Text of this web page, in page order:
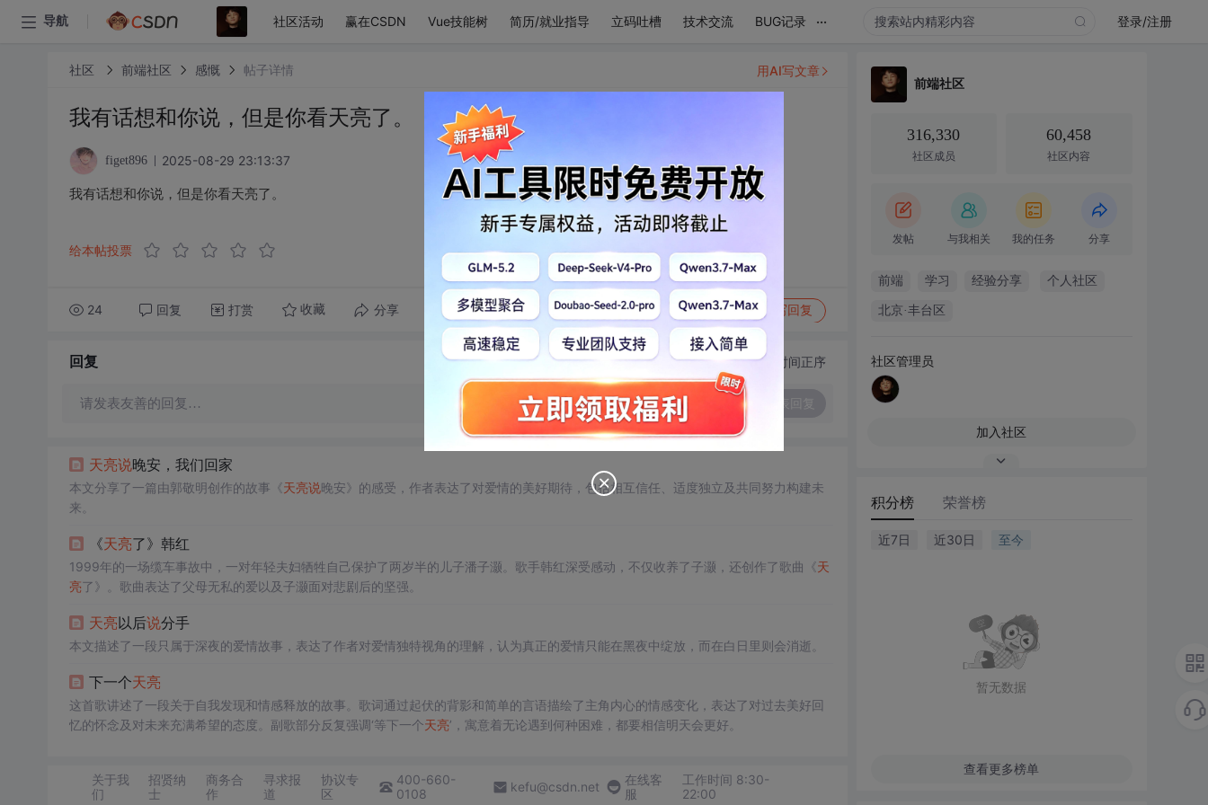
导航 社区活动 赢在CSDN Vue技能树 简历/就业指导 立码吐槽 技术交流 BUG记录 ... 登录/注册
社区 前端社区 感慨 帖子详情
我有话想和你说，但是你看天亮了。
figet896 2025-08-29 23:13:37
我有话想和你说，但是你看天亮了。
给本帖投票
24 回复 打赏 收藏 分享 转发到动态 举报 写回复
用AI写文章
回复 切换为时间正序
请发表友善的回复…
天亮说晚安，我们回家
本文分享了一篇由郭敬明创作的故事《天亮说晚安》的感受，作者表达了对爱情的美好期待，包括相互信任、适度独立及共同努力构建未
来。
《天亮了》韩红
1999年的一场缆车事故中，一对年轻夫妇牺牲自己保护了两岁半的儿子潘子灏。歌手韩红深受感动，不仅收养了子灏，还创作了歌曲《天
亮了》。歌曲表达了父母无私的爱以及子灏面对悲剧后的坚强。
天亮以后说分手
本文描述了一段只属于深夜的爱情故事，表达了作者对爱情独特视角的理解，认为真正的爱情只能在黑夜中绽放，而在白日里则会消逝。
下一个天亮
这首歌讲述了一段关于自我发现和情感释放的故事。歌词通过起伏的背影和简单的言语描绘了主角内心的情感变化，表达了对过去美好回
忆的怀念及对未来充满希望的态度。副歌部分反复强调‘等下一个天亮’，寓意着无论遇到何种困难，都要相信明天会更好。
关于我
们
招贤纳
士
商务合
作
寻求报
道
协议专
区
400-660-
0108
kefu@csdn.net
在线客
服
工作时间 8:30-
22:00
前端社区
316,330
社区成员
60,458
社区内容
发帖 与我相关 我的任务 分享
前端 学习 经验分享 个人社区
北京·丰台区
社区管理员
加入社区
积分榜 荣誉榜
近7日 近30日 至今
暂无数据
查看更多榜单